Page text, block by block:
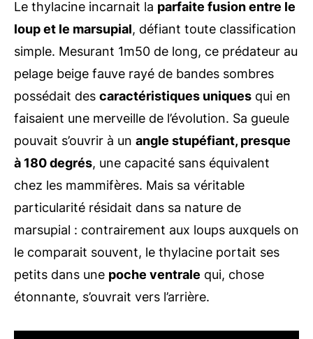
Le thylacine incarnait la parfaite fusion entre le
loup et le marsupial, défiant toute classification
simple. Mesurant 1m50 de long, ce prédateur au
pelage beige fauve rayé de bandes sombres
possédait des caractéristiques uniques qui en
faisaient une merveille de l’évolution. Sa gueule
pouvait s’ouvrir à un angle stupéfiant, presque
à 180 degrés, une capacité sans équivalent
chez les mammifères. Mais sa véritable
particularité résidait dans sa nature de
marsupial : contrairement aux loups auxquels on
le comparait souvent, le thylacine portait ses
petits dans une poche ventrale qui, chose
étonnante, s’ouvrait vers l’arrière.